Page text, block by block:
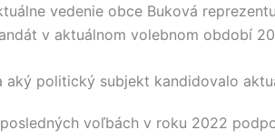
vedenie obce Buková
v aktuálnom volebnom období
aký politický subjekt kandidovalo
voľbách v roku 2022